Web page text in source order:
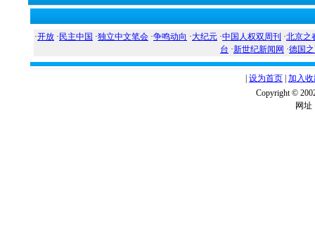
·开放 · 民主中国 ·独立中文笔会 ·争鸣动向 ·大纪元 ·中国人权双周刊 ·北京之
台 ·新世纪新闻网 ·德国
设为首页 加入
Copyright ©
网址